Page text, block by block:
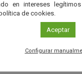
resultados
se puede generar
partiendo de
Marte a lo largo de
esta reacción pudo
en intereses
de cookies.
Aceptar
Configurar